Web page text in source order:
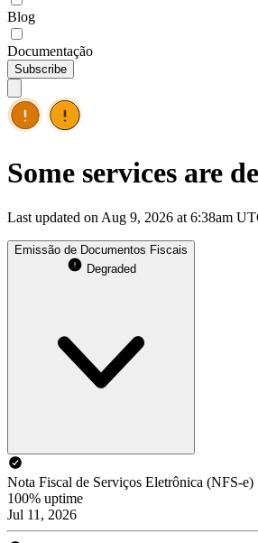
Blog
Documentação
Subscribe
Some services are
Last updated on Aug 9, 2026 at 6:38am
Emissão de Documentos Fiscais
Degraded
Nota Fiscal de Serviços Eletrônica (NFS-e)
100% uptime
Jul 11, 2026